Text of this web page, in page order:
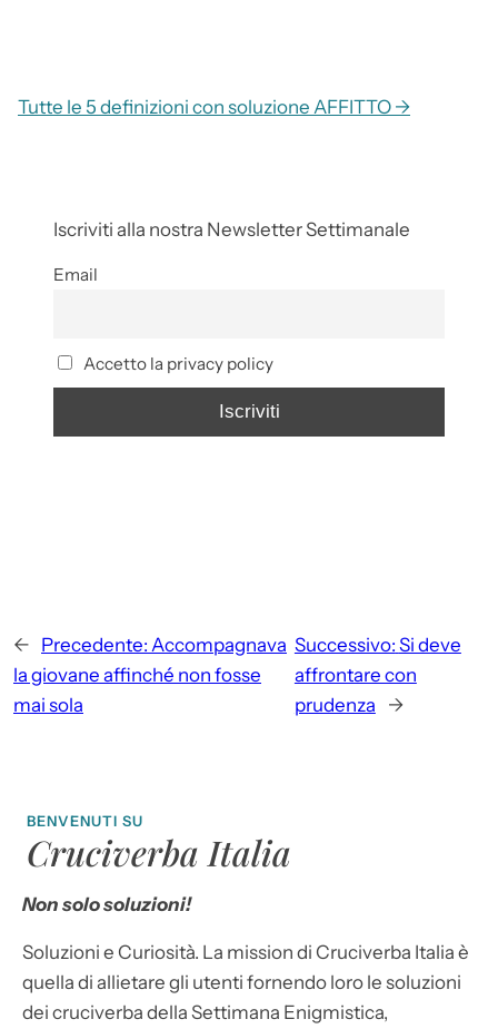
Tutte le 5 definizioni con soluzione AFFITTO →
Iscriviti alla nostra Newsletter Settimanale
Email
Accetto la privacy policy
← Precedente: Accompagnava
la giovane affinché non fosse
mai sola
Successivo: Si deve
affrontare con
prudenza
→
BENVENUTI SU
Cruciverba Italia
Non solo soluzioni!
Soluzioni e Curiosità. La mission di Cruciverba Italia è
quella di allietare gli utenti fornendo loro le soluzioni
dei cruciverba della Settimana Enigmistica,